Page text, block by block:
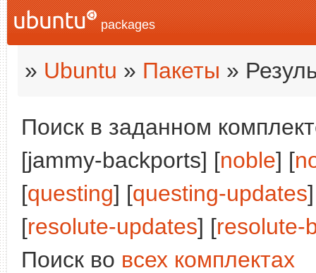
packages
» Ubuntu » Пакеты »
Поиск в заданном
[jammy-backports] [noble] [
[questing] [questing-updates
[resolute-updates] [resolute-
Поиск во всех комплектах